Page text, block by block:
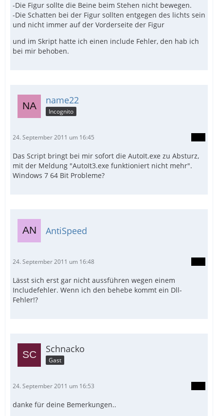
-Die Figur sollte die Beine beim Stehen nicht bewegen.
-Die Schatten bei der Figur sollten entgegen des lichts sein
und nicht immer auf der Vorderseite der Figur
und im Skript hatte ich einen include Fehler, den hab ich
bei mir behoben.
name22
Incognito
24. September 2011 um 16:45
Das Script bringt bei mir sofort die AutoIt.exe zu Absturz,
mit der Meldung "AutoIt3.exe funktioniert nicht mehr".
Windows 7 64 Bit Probleme?
AntiSpeed
24. September 2011 um 16:48
Lässt sich erst gar nicht aussführen wegen einem
Includefehler. Wenn ich den behebe kommt ein Dll-
Fehler!?
Schnacko
Gast
24. September 2011 um 16:53
danke für deine Bemerkungen..